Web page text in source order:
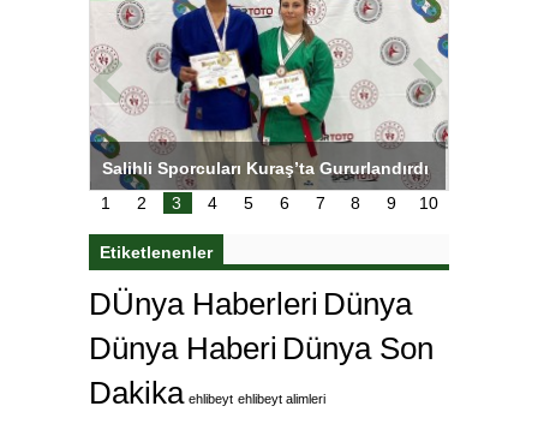
Salihli Sporcuları Kuraş’ta Gururlandırdı
1 2 3 4 5 6 7 8 9 10
Etiketlenenler
DÜnya Haberleri Dünya
Dünya Haberi Dünya Son
Dakika ehlibeyt ehlibeyt alimleri